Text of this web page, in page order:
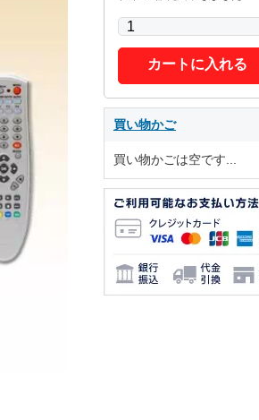
カートに入れる
買い物かご
買い物かごは空です...